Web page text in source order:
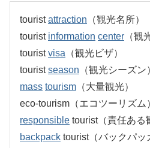
touristattraction （観光名所）
tourist information center （観
touristvisa （観光ビザ）
touristseason （観光シーズン
mass tourism （大量観光）
eco-tourism（エコツーリズム
responsible tourist（責任ある
backpack tourist（バックパッ